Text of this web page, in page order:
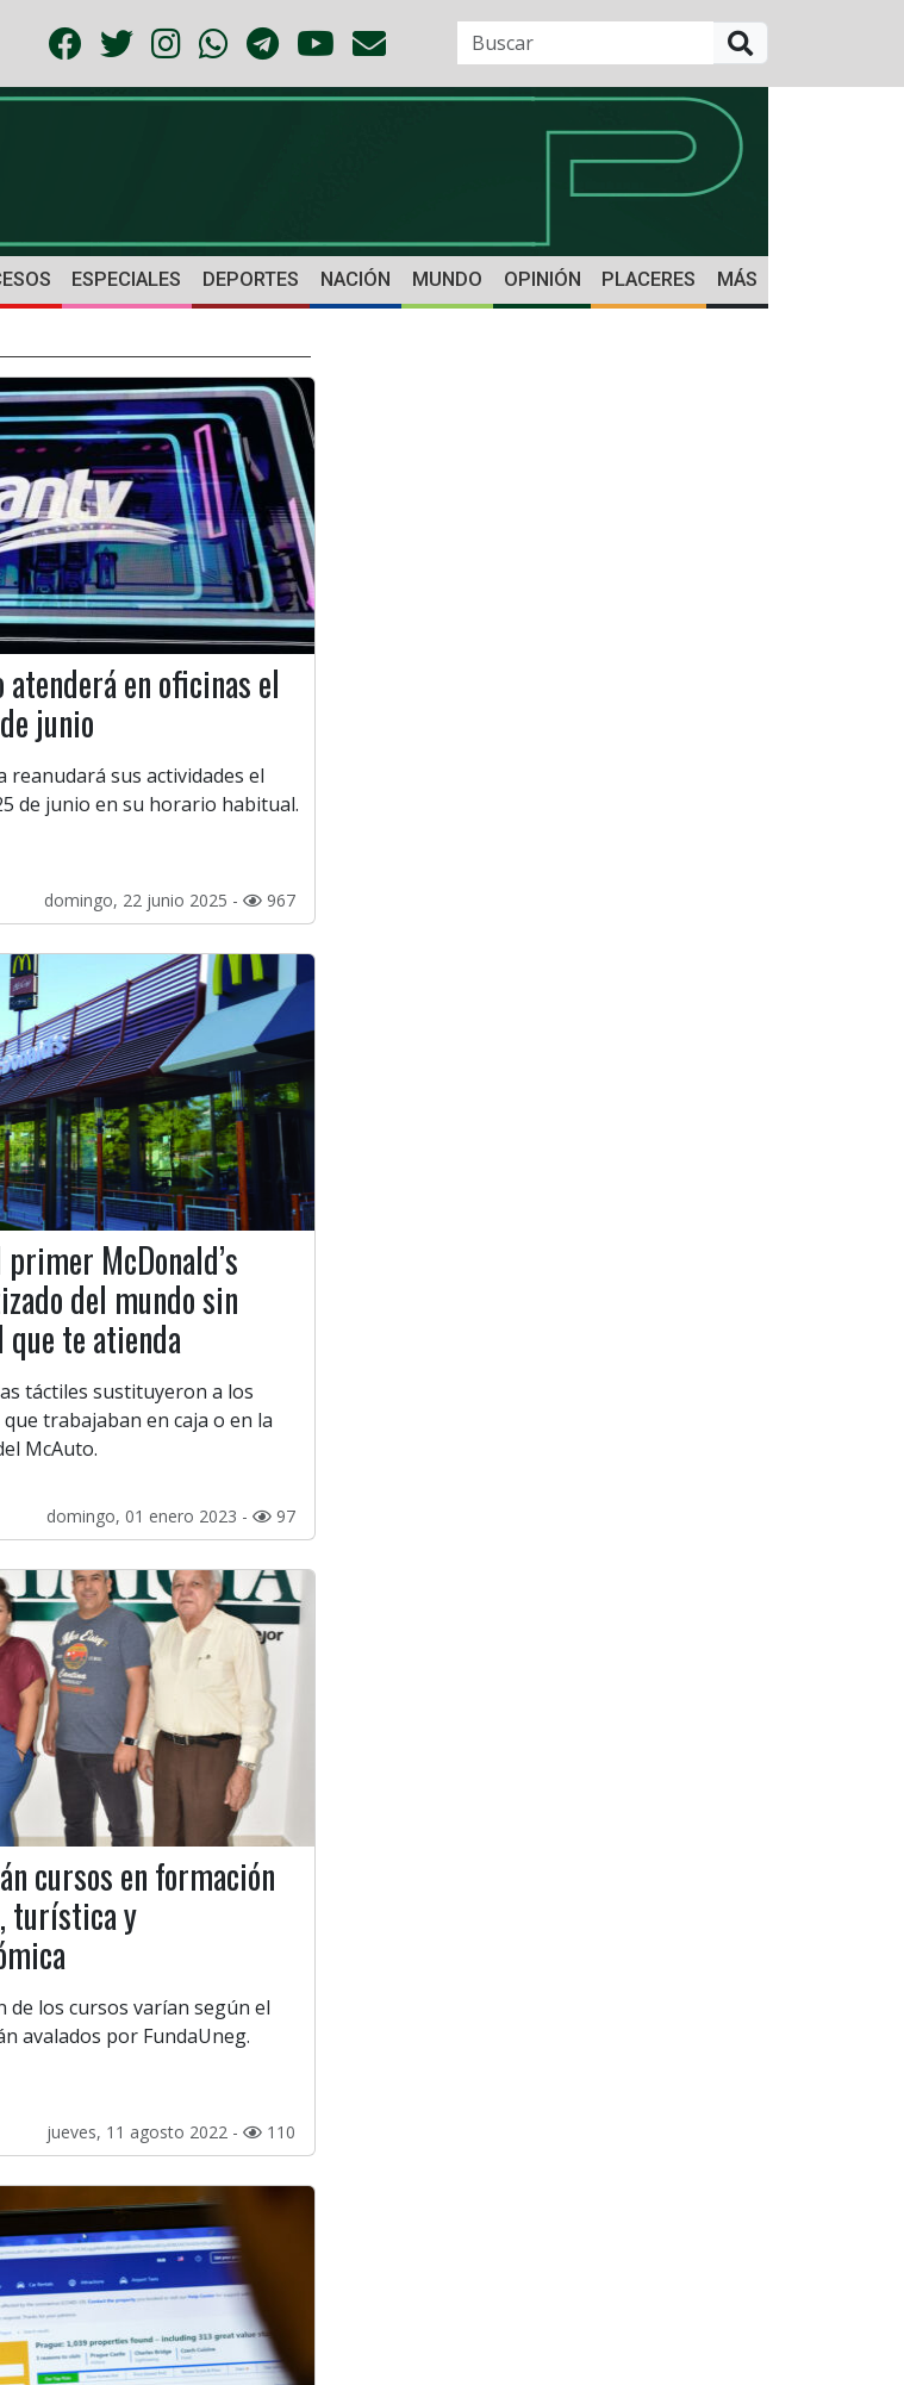
ESPECIALES DEPORTES NACIÓN MUNDO OPINIÓN PLACERES MÁS
atenderá en oficinas el
junio
reanudará sus actividades el
de junio en su horario habitual.
domingo, 22 junio 2025 - 967
McDonald’s
del mundo sin
que te atienda
táctiles sustituyeron a los
trabajaban en caja o en la
McAuto.
domingo, 01 enero 2023 - 97
cursos en formación
turística y
de los cursos varían según el
avalados por FundaUneg.
jueves, 11 agosto 2022 - 110